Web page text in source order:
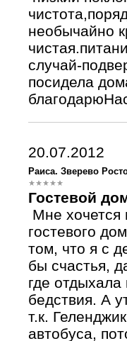
необычайно
случай-
посидела
20.07.2012
Раиса. Зверево
Гостевой
Мне хочется
гостевого
том, что я с
бы счастья,
где
бедствия. А
т.к.
автобуса,